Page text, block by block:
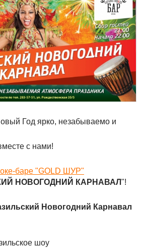
Год ярко, незабываемо и
с нами!
баре "GOLD ШУР"
НОВОГОДНИЙ КАРНАВАЛ"!
Новогодний Карнавал
шоу